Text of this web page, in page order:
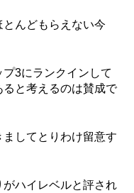
んどもらえない今
プ3にランクインして
と考えるのは賛成で
してとりわけ留意す
ハイレベルと評され